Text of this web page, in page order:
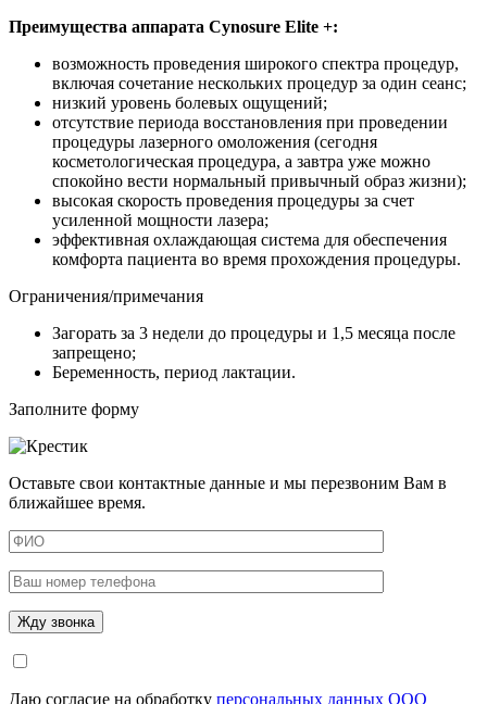
Преимущества аппарата Cynosure Elite +:
возможность проведения широкого спектра процедур,
включая сочетание нескольких процедур за один сеанс;
низкий уровень болевых ощущений;
отсутствие периода восстановления при проведении
процедуры лазерного омоложения (сегодня
косметологическая процедура, а завтра уже можно
спокойно вести нормальный привычный образ жизни);
высокая скорость проведения процедуры за счет
усиленной мощности лазера;
эффективная охлаждающая система для обеспечения
комфорта пациента во время прохождения процедуры.
Ограничения/примечания
Загорать за 3 недели до процедуры и 1,5 месяца после
запрещено;
Беременность, период лактации.
Заполните форму
Оставьте свои контактные данные и мы перезвоним Вам в
ближайшее время.
Даю согласие на обработку персональных данных ООО